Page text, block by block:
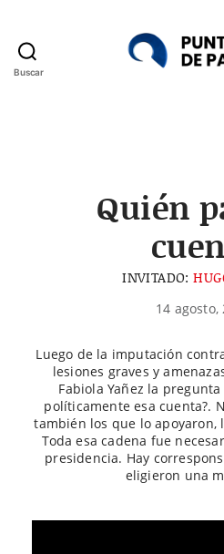
Buscar
Quién
INVITADO:
14 agosto,
Luego de la imputación
lesiones graves y
Fabiola Yañez la
políticamente esa cuenta?.
también los que lo
Toda esa cadena fue
presidencia. Hay
eligieron una